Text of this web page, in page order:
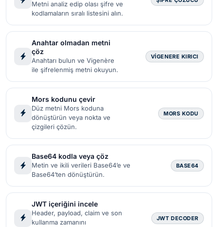
Metni analiz edip olası şifre ve
kodlamaların sıralı listesini alın.
Anahtar olmadan metni
çöz
Anahtarı bulun ve Vigenère
ile şifrelenmiş metni okuyun.
VIGENERE KIRICI
Mors kodunu çevir
Düz metni Mors koduna
dönüştürün veya nokta ve
çizgileri çözün.
MORS KODU
Base64 kodla veya çöz
Metin ve ikili verileri Base64’e ve
Base64’ten dönüştürün.
BASE64
JWT içeriğini incele
Header, payload, claim ve son
kullanma zamanını
JWT DECODER